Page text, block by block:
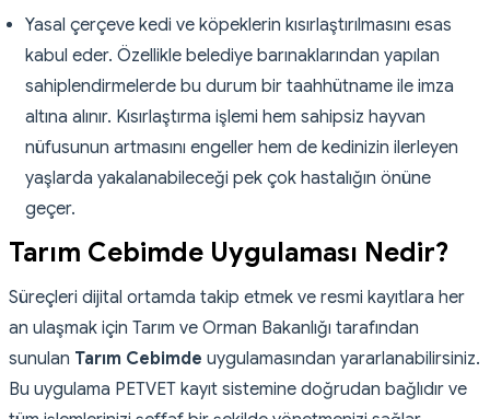
Yasal çerçeve kedi ve köpeklerin kısırlaştırılmasını esas
kabul eder. Özellikle belediye barınaklarından yapılan
sahiplendirmelerde bu durum bir taahhütname ile imza
altına alınır. Kısırlaştırma işlemi hem sahipsiz hayvan
nüfusunun artmasını engeller hem de kedinizin ilerleyen
yaşlarda yakalanabileceği pek çok hastalığın önüne
geçer.
Tarım Cebimde Uygulaması Nedir?
Süreçleri dijital ortamda takip etmek ve resmi kayıtlara her
an ulaşmak için Tarım ve Orman Bakanlığı tarafından
sunulan Tarım Cebimde uygulamasından yararlanabilirsiniz.
Bu uygulama PETVET kayıt sistemine doğrudan bağlıdır ve